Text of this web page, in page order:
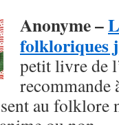
Anonyme –
folkloriques
petit livre de
recommande
au folklore